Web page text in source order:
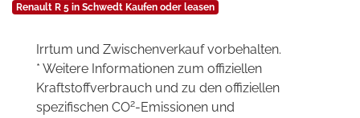
Renault R 5 in Schwedt Kaufen oder leasen
Irrtum und Zwischenverkauf vorbehalten.
* Weitere Informationen zum offiziellen
Kraftstoffverbrauch und zu den offiziellen
spezifischen CO2-Emissionen und